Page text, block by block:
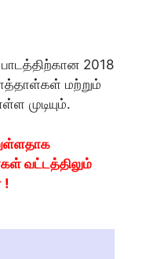
2018
மற்றும்
முடியும்.
வட்டத்திலும்
!